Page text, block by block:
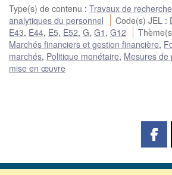
Type(s) de contenu : Travaux de
analytiques du personnel
Code(s) JEL :
E43, E44, E5, E52, G, G1 , G12
Marchés financiers et gestion financière,
marchés, Politique monétaire, Mesures de
mise en œuvre